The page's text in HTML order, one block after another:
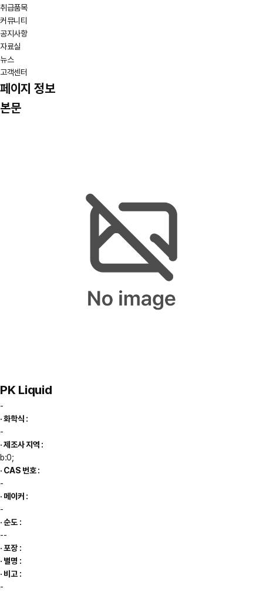
취급품목
커뮤니티
공지사항
자료실
뉴스
고객센터
페이지 정보
본문
PK Liquid
-
· 화학식 :
-
· 제조사 지역 :
b:0;
· CAS 번호 :
-
· 메이커 :
-
· 순도 :
--
· 포장 :
· 별명 :
· 비고 :
-